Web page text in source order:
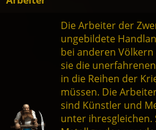
Die Arbeiter der
ungebildete
bei anderen
sie die
in die Reihen der
müssen. Die
sind Künstler und
unter ihresgleichen.